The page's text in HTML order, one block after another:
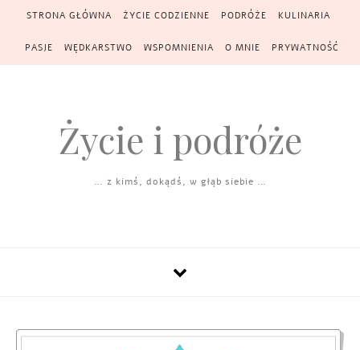
Skip to content
STRONA GŁÓWNA ŻYCIE CODZIENNE PODRÓŻE KULINARIA
PASJE WĘDKARSTWO WSPOMNIENIA O MNIE PRYWATNOŚĆ
Życie i podróże
… z kimś, dokądś, w głąb siebie …